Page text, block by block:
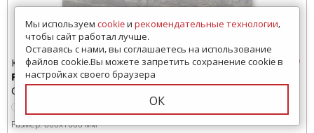
Керамогранит
Rexo
Ocean Ceramic (Индия)
Размер:800x1600 мм
Мы используем cookieи рекомендательные технологии,
чтобы сайт работал лучше.
Оставаясь с нами, вы соглашаетесь на использование
файлов cookie.Вы можете запретить сохранение cookie в
настройках своего браузера
ОК